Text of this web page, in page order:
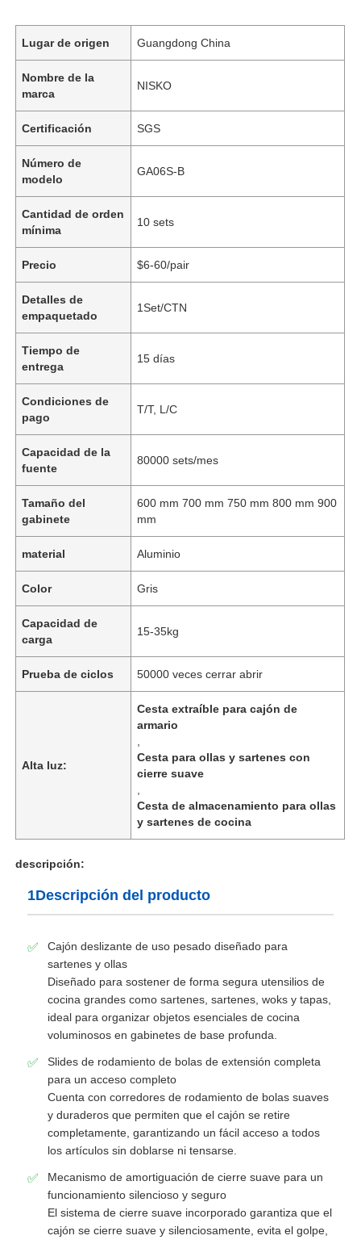
Inicio
Productos
Sobre nosotros
Lugar de origen Guangdong China
Nombre de la
marca
NISKO
Certificación SGS
Número de
modelo
GA06S-B
Cantidad de orden
mínima
10 sets
Precio $6-60/pair
Detalles de
empaquetado
1Set/CTN
Tiempo de
entrega
15 días
Condiciones de
pago
T/T, L/C
Capacidad de la
fuente
80000 sets/mes
Tamaño del
gabinete
600 mm 700 mm 750 mm 800 mm 900
mm
material Aluminio
Color Gris
Capacidad de
carga
15-35kg
Prueba de ciclos 50000 veces cerrar abrir
Alta luz:
Cesta extraíble para cajón de
armario
Cesta para ollas y sartenes con
cierre suave
Cesta de almacenamiento para ollas
y sartenes de cocina
descripción:
1Descripción del producto
Cajón deslizante de uso pesado diseñado para
sartenes y ollas
Diseñado para sostener de forma segura utensilios de
cocina grandes como sartenes, sartenes, woks y tapas,
ideal para organizar objetos esenciales de cocina
voluminosos en gabinetes de base profunda.
Slides de rodamiento de bolas de extensión completa
para un acceso completo
Cuenta con corredores de rodamiento de bolas suaves
y duraderos que permiten que el cajón se retire
completamente, garantizando un fácil acceso a todos
los artículos sin doblarse ni tensarse.
Mecanismo de amortiguación de cierre suave para un
funcionamiento silencioso y seguro
El sistema de cierre suave incorporado garantiza que el
cajón se cierre suave y silenciosamente, evita el golpe,